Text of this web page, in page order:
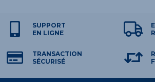
SUPPORT
EN LIGNE
TRANSACTION
SÉCURISÉ